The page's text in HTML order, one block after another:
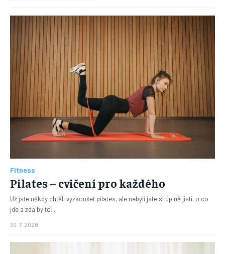
Fitness
Pilates – cvičení pro každého
Už jste někdy chtěli vyzkoušet pilates, ale nebyli jste si úplně jistí, o co
jde a zda by to...
30. 7. 2026